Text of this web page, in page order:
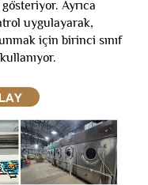
gösteriyor. Ayrıca
uygulayarak,
için birinci sınıf